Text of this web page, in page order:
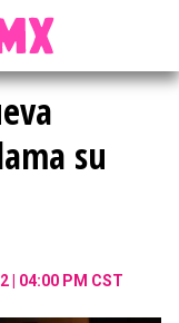
su
| 04:00 PM CST